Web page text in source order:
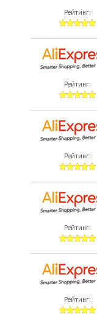
Рейтинг:
Рейтинг:
Рейтинг:
Рейтинг:
Рейтинг: